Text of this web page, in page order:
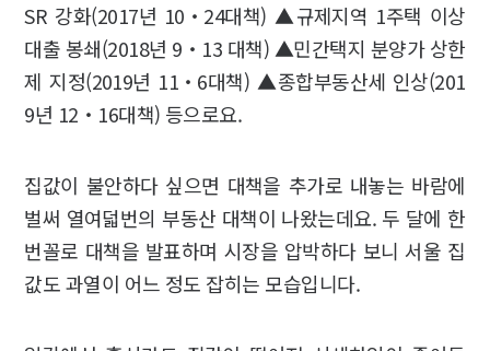
SR 강화(2017년 10‧24대책) ▲규제지역 1주택 이상
대출 봉쇄(2018년 9‧13 대책) ▲민간택지 분양가 상한
제 지정(2019년 11‧6대책) ▲종합부동산세 인상(201
9년 12‧16대책) 등으로요.
집값이 불안하다 싶으면 대책을 추가로 내놓는 바람에
벌써 열여덟번의 부동산 대책이 나왔는데요. 두 달에 한
번꼴로 대책을 발표하며 시장을 압박하다 보니 서울 집
값도 과열이 어느 정도 잡히는 모습입니다.